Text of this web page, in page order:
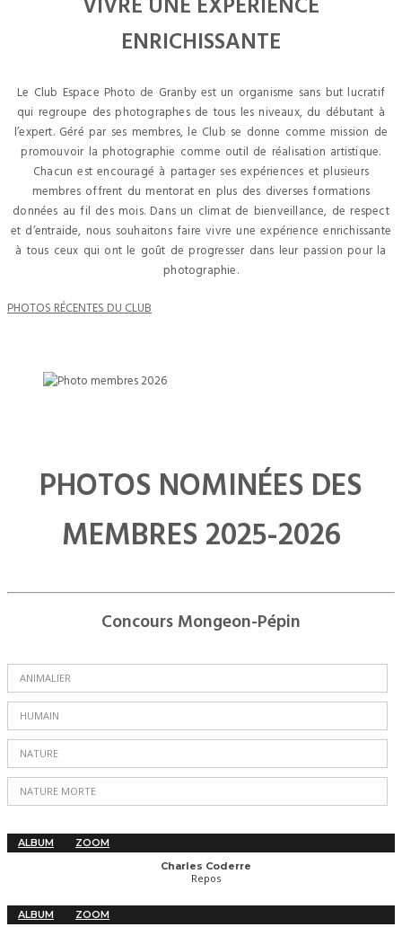
ENRICHISSANTE
Le Club Espace Photo de Granby est un organisme sans but lucratif
qui regroupe des photographes de tous les niveaux, du débutant à
l’expert. Géré par ses membres, le Club se donne comme mission de
promouvoir la photographie comme outil de réalisation artistique.
Chacun est encouragé à partager ses expériences et plusieurs
membres offrent du mentorat en plus des diverses formations
données au fil des mois. Dans un climat de bienveillance, de respect
et d’entraide, nous souhaitons faire vivre une expérience enrichissante
à tous ceux qui ont le goût de progresser dans leur passion pour la
photographie.
PHOTOS RÉCENTES DU CLUB
PHOTOS NOMINÉES DES
MEMBRES 2025-2026
Concours Mongeon-Pépin
ANIMALIER
HUMAIN
NATURE
NATURE MORTE
ALBUM
ZOOM
Charles Coderre
Repos
ALBUM
ZOOM